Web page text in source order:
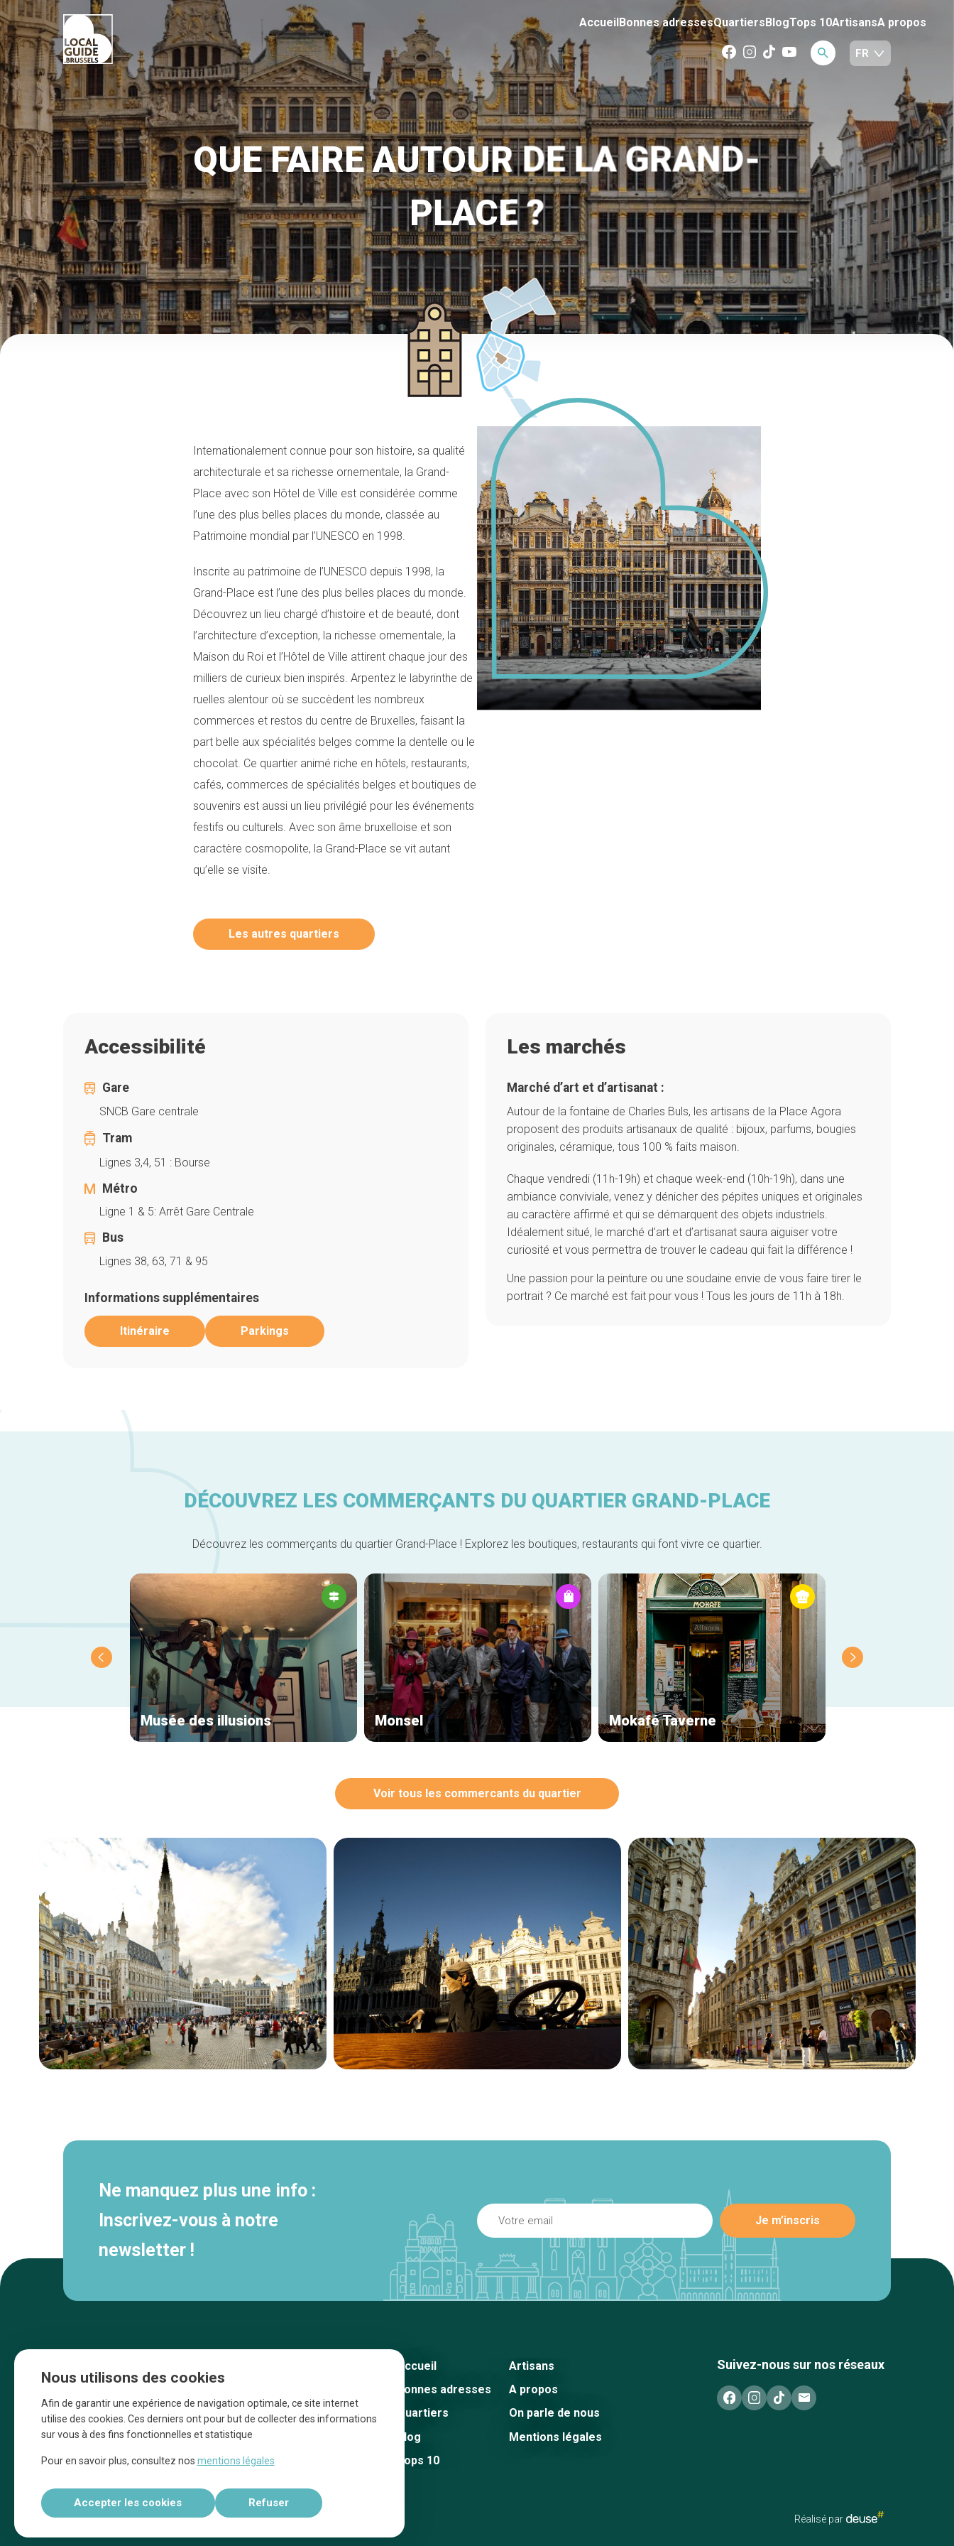
AccueilBonnes adressesQuartiersBlogTops 10ArtisansA propos
QUE FAIRE AUTOUR DE LA GRAND-
PLACE ?
Internationalement connue pour son histoire, sa qualité
architecturale et sa richesse ornementale, la Grand-
Place avec son Hôtel de Ville est considérée comme
l’une des plus belles places du monde, classée au
Patrimoine mondial par l’UNESCO en 1998.
Inscrite au patrimoine de l’UNESCO depuis 1998, la
Grand-Place est l’une des plus belles places du monde.
Découvrez un lieu chargé d’histoire et de beauté, dont
l’architecture d’exception, la richesse ornementale, la
Maison du Roi et l’Hôtel de Ville attirent chaque jour des
milliers de curieux bien inspirés. Arpentez le labyrinthe de
ruelles alentour où se succèdent les nombreux
commerces et restos du centre de Bruxelles, faisant la
part belle aux spécialités belges comme la dentelle ou le
chocolat. Ce quartier animé riche en hôtels, restaurants,
cafés, commerces de spécialités belges et boutiques de
souvenirs est aussi un lieu privilégié pour les événements
festifs ou culturels. Avec son âme bruxelloise et son
caractère cosmopolite, la Grand-Place se vit autant
qu’elle se visite.
Les autres quartiers
Accessibilité
Gare
SNCB Gare centrale
Tram
Lignes 3,4, 51 : Bourse
Métro
Ligne 1 & 5: Arrêt Gare Centrale
Bus
Lignes 38, 63, 71 & 95
Informations supplémentaires
Itinéraire Parkings
Les marchés
Marché d’art et d’artisanat :
Autour de la fontaine de Charles Buls, les artisans de la Place Agora
proposent des produits artisanaux de qualité : bijoux, parfums, bougies
originales, céramique, tous 100 % faits maison.
Chaque vendredi (11h-19h) et chaque week-end (10h-19h), dans une
ambiance conviviale, venez y dénicher des pépites uniques et originales
au caractère affirmé et qui se démarquent des objets industriels.
Idéalement situé, le marché d’art et d’artisanat saura aiguiser votre
curiosité et vous permettra de trouver le cadeau qui fait la différence !
Une passion pour la peinture ou une soudaine envie de vous faire tirer le
portrait ? Ce marché est fait pour vous ! Tous les jours de 11h à 18h.
DÉCOUVREZ LES COMMERÇANTS DU QUARTIER GRAND-PLACE
Découvrez les commerçants du quartier Grand-Place ! Explorez les boutiques, restaurants qui font vivre ce quartier.
Musée des illusions Monsel Mokafé Taverne
Voir tous les commercants du quartier
Ne manquez plus une info :
Inscrivez-vous à notre
newsletter !
la promotion des commerces de la Ville
de Bruxelles
Accueil
Bonnes adresses
Quartiers
Blog
Tops 10
Artisans
A propos
On parle de nous
Mentions légales
Suivez-nous sur nos réseaux
Réalisé par
Nous utilisons des cookies
Afin de garantir une expérience de navigation optimale, ce site internet
utilise des cookies. Ces derniers ont pour but de collecter des informations
sur vous à des fins fonctionnelles et statistique
Pour en savoir plus, consultez nos mentions légales
Accepter les cookies Refuser